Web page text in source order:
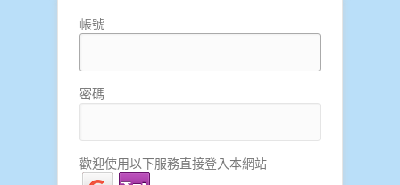
帳號
密碼
歡迎使用以下服務直接登入本網站